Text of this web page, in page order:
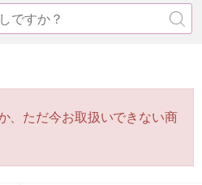
、ただ今お取扱いできない商